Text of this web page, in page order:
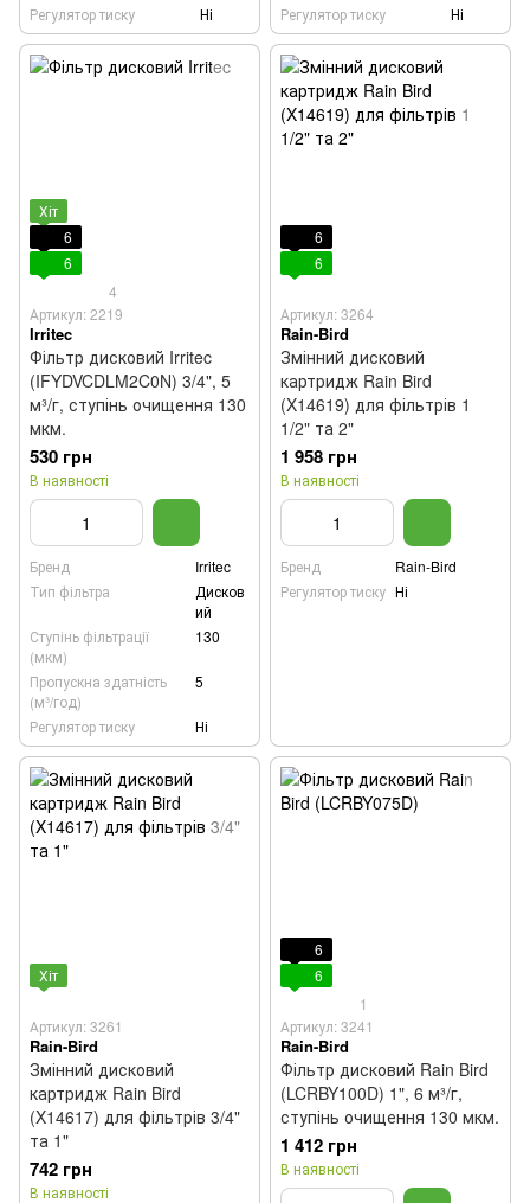
Регулятор тиску Ні Регулятор тиску Ні
Хіт
6
6
4
Артикул: 2219
Irritec
Фільтр дисковий Irritec
(IFYDVCDLM2C0N) 3/4", 5
м³/г, ступінь очищення 130
мкм.
530 грн
В наявності
Бренд
Irritec
Тип фільтра
Дисков
ий
Ступінь фільтрації
(мкм)
130
Пропускна здатність
(м³/год)
5
Регулятор тиску Ні
6
6
Артикул: 3264
Rain-Bird
Змінний дисковий
картридж Rain Bird
(X14619) для фільтрів 1
1/2" та 2"
1 958 грн
В наявності
Бренд
Rain-Bird
Регулятор тиску Ні
Хіт
Артикул: 3261
Rain-Bird
Змінний дисковий
картридж Rain Bird
(X14617) для фільтрів 3/4"
та 1"
742 грн
В наявності
6
6
1
Артикул: 3241
Rain-Bird
Фільтр дисковий Rain Bird
(LCRBY100D) 1", 6 м³/г,
ступінь очищення 130 мкм.
1 412 грн
В наявності